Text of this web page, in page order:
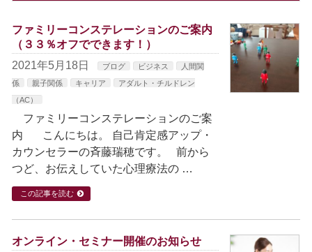
ファミリーコンステレーションのご案内
（３３％オフでできます！）
2021年5月18日
ブログ ビジネス
人間関
係
親子関係 キャリア
アダルト・チルドレン
（AC）
ファミリーコンステレーションのご案
内 こんにちは。 自己肯定感アップ・
カウンセラーの斉藤瑞穂です。 前から
つど、お伝えしていた心理療法の …
この記事を読む
オンライン・セミナー開催のお知らせ